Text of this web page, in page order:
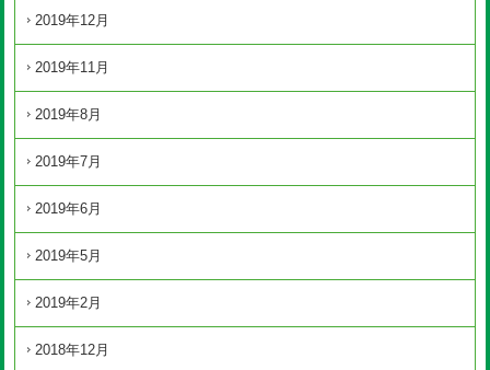
2019年12月
2019年11月
2019年8月
2019年7月
2019年6月
2019年5月
2019年2月
2018年12月